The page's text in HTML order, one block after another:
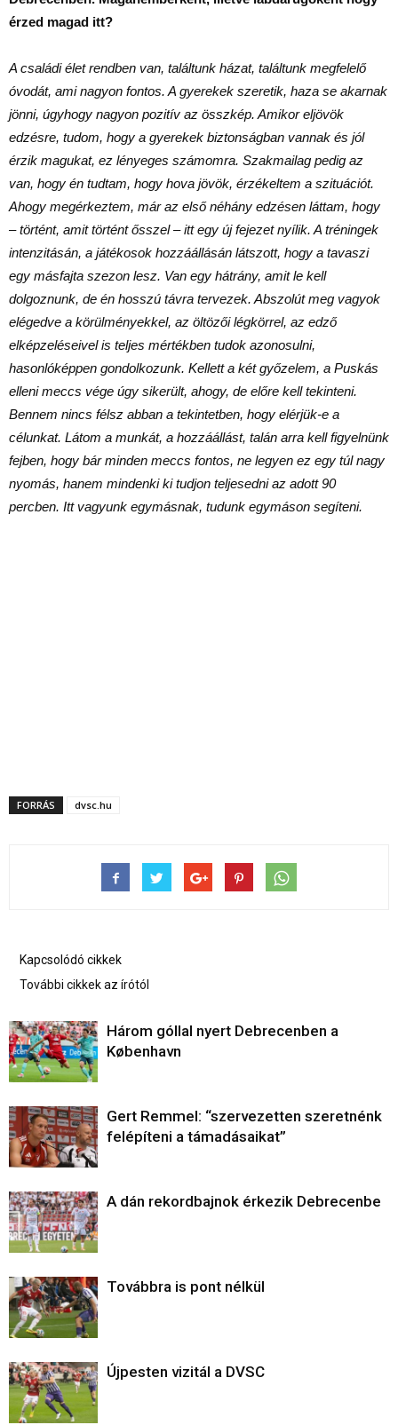
érzed magad itt?
A családi élet rendben van, találtunk házat, találtunk megfelelő
óvodát, ami nagyon fontos. A gyerekek szeretik, haza se akarnak
jönni, úgyhogy nagyon pozitív az összkép. Amikor eljövök
edzésre, tudom, hogy a gyerekek biztonságban vannak és jól
érzik magukat, ez lényeges számomra. Szakmailag pedig az
van, hogy én tudtam, hogy hova jövök, érzékeltem a szituációt.
Ahogy megérkeztem, már az első néhány edzésen láttam, hogy
– történt, amit történt ősszel – itt egy új fejezet nyílik. A tréningek
intenzitásán, a játékosok hozzáállásán látszott, hogy a tavaszi
egy másfajta szezon lesz. Van egy hátrány, amit le kell
dolgoznunk, de én hosszú távra tervezek. Abszolút meg vagyok
elégedve a körülményekkel, az öltözői légkörrel, az edző
elképzeléseivel is teljes mértékben tudok azonosulni,
hasonlóképpen gondolkozunk. Kellett a két győzelem, a Puskás
elleni meccs vége úgy sikerült, ahogy, de előre kell tekinteni.
Bennem nincs félsz abban a tekintetben, hogy elérjük-e a
célunkat. Látom a munkát, a hozzáállást, talán arra kell figyelnünk
fejben, hogy bár minden meccs fontos, ne legyen ez egy túl nagy
nyomás, hanem mindenki ki tudjon teljesedni az adott 90
percben. Itt vagyunk egymásnak, tudunk egymáson segíteni.
FORRÁS dvsc.hu
Kapcsolódó cikkek
További cikkek az írótól
Három góllal nyert Debrecenben a
København
Gert Remmel: “szervezetten szeretnénk
felépíteni a támadásaikat”
A dán rekordbajnok érkezik Debrecenbe
Továbbra is pont nélkül
Újpesten vizitál a DVSC